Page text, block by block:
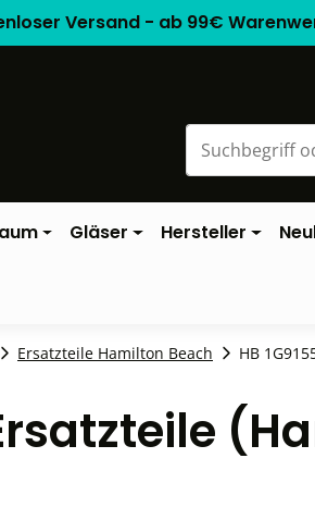
Versand - ab 99€
Gläser Hersteller
Ersatzteile Hamilton Beach HB